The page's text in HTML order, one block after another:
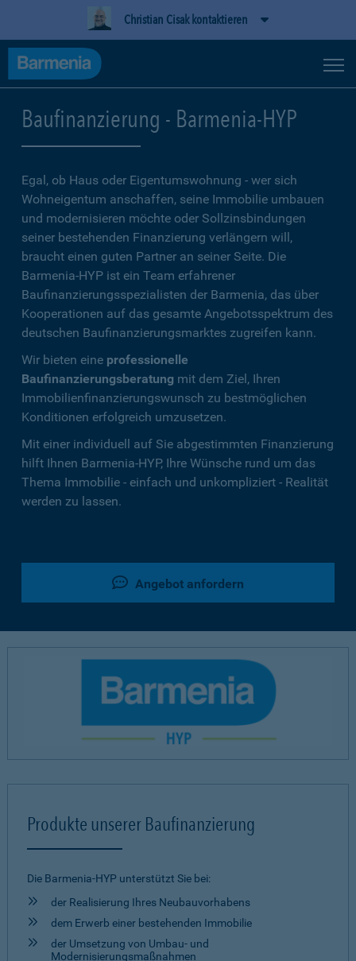
Christian Cisak kontaktieren
Baufinanzierung - Barmenia-HYP
Egal, ob Haus oder Eigentumswohnung - wer sich
Wohneigentum anschaffen, seine Immobilie umbauen
und modernisieren möchte oder Sollzinsbindungen
seiner bestehenden Finanzierung verlängern will,
braucht einen guten Partner an seiner Seite. Die
Barmenia-HYP ist ein Team erfahrener
Baufinanzierungsspezialisten der Barmenia, das über
Kooperationen auf das gesamte Angebotsspektrum des
deutschen Baufinanzierungsmarktes zugreifen kann.
Wir bieten eine professionelle
Baufinanzierungsberatung mit dem Ziel, Ihren
Immobilienfinanzierungswunsch zu bestmöglichen
Konditionen erfolgreich umzusetzen.
Mit einer individuell auf Sie abgestimmten Finanzierung
hilft Ihnen Barmenia-HYP, Ihre Wünsche rund um das
Thema Immobilie - einfach und unkompliziert - Realität
werden zu lassen.
Angebot anfordern
Produkte unserer Baufinanzierung
Die Barmenia-HYP unterstützt Sie bei:
der Realisierung Ihres Neubauvorhabens
dem Erwerb einer bestehenden Immobilie
der Umsetzung von Umbau- und
Modernisierungsmaßnahmen